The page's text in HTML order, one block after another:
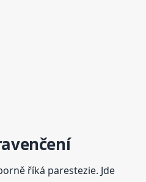
říká parestezie. Jde